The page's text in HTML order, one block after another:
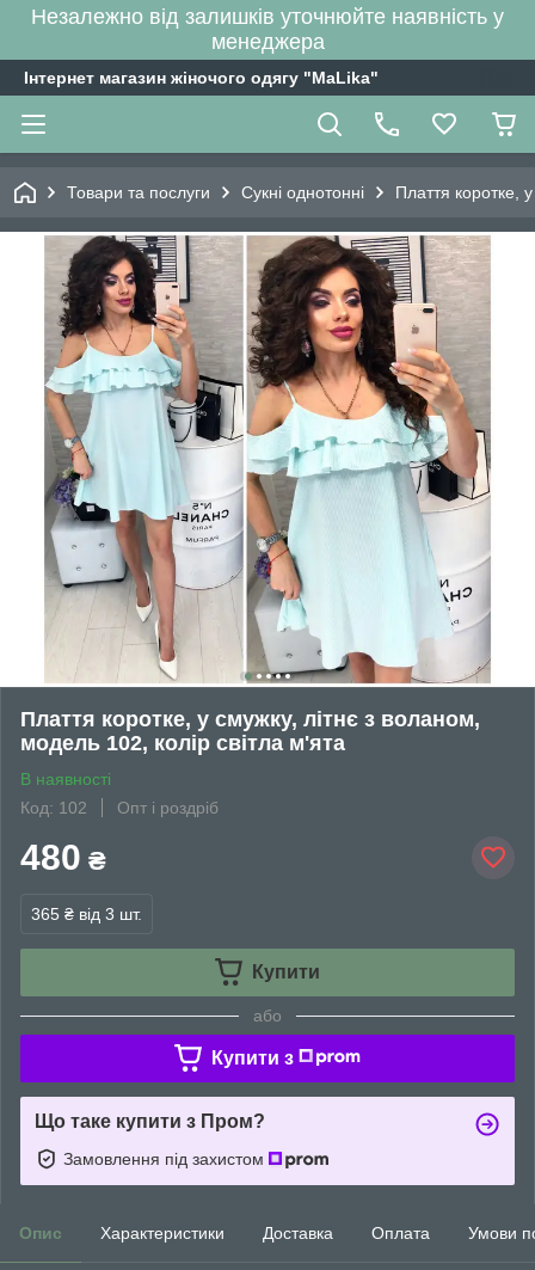
Незалежно від залишків уточнюйте наявність у
менеджера
Інтернет магазин жіночого одягу "MaLika"
Товари та послуги Сукні однотонні Плаття коротке,
Плаття коротке, у смужку, літнє з воланом,
модель 102, колір світла м'ята
В наявності
Код: 102
Опт і роздріб
480 ₴
365 ₴ від 3 шт.
Купити
або
Купити з
Що таке купити з Пром?
Замовлення під захистом
Опис Характеристики Доставка Оплата Умови